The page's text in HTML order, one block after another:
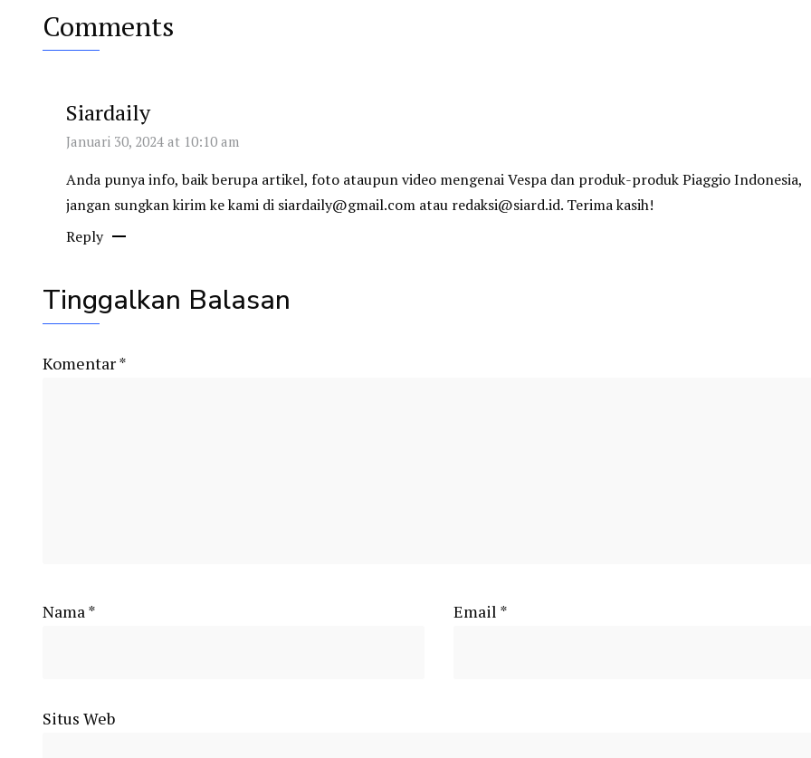
Comments
Siardaily
Januari 30, 2024 at 10:10 am
Anda punya info, baik berupa artikel, foto ataupun video mengenai Vespa dan produk-produk Piaggio Indonesia,
jangan sungkan kirim ke kami di siardaily@gmail.com atau redaksi@siard.id. Terima kasih!
Reply
Tinggalkan Balasan
Komentar*
Nama* Email *
Situs Web